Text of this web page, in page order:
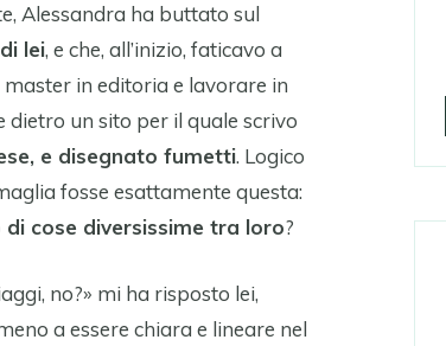
Alessandra ha buttato sul
lei, e che, all’inizio, faticavo a
master in editoria e lavorare in
un sito per il quale scrivo
e disegnato fumetti. Logico
fosse esattamente questa:
di cose diversissime tra loro?
no?» mi ha risposto lei,
a essere chiara e lineare nel